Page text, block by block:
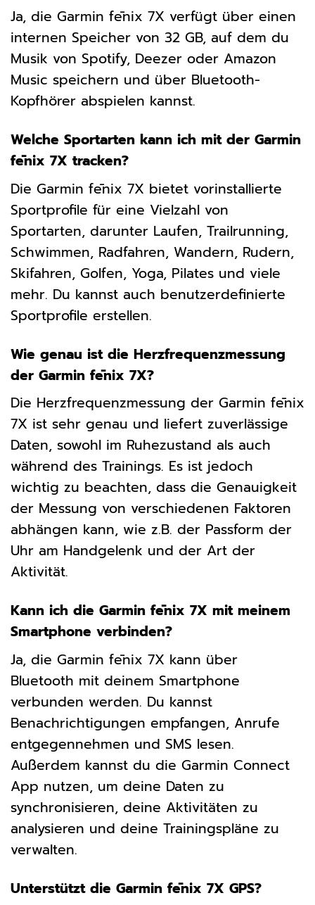
Ja, die Garmin fēnix 7X verfügt über einen
internen Speicher von 32 GB, auf dem du
Musik von Spotify, Deezer oder Amazon
Music speichern und über Bluetooth-
Kopfhörer abspielen kannst.
Welche Sportarten kann ich mit der Garmin
fēnix 7X tracken?
Die Garmin fēnix 7X bietet vorinstallierte
Sportprofile für eine Vielzahl von
Sportarten, darunter Laufen, Trailrunning,
Schwimmen, Radfahren, Wandern, Rudern,
Skifahren, Golfen, Yoga, Pilates und viele
mehr. Du kannst auch benutzerdefinierte
Sportprofile erstellen.
Wie genau ist die Herzfrequenzmessung
der Garmin fēnix 7X?
Die Herzfrequenzmessung der Garmin fēnix
7X ist sehr genau und liefert zuverlässige
Daten, sowohl im Ruhezustand als auch
während des Trainings. Es ist jedoch
wichtig zu beachten, dass die Genauigkeit
der Messung von verschiedenen Faktoren
abhängen kann, wie z.B. der Passform der
Uhr am Handgelenk und der Art der
Aktivität.
Kann ich die Garmin fēnix 7X mit meinem
Smartphone verbinden?
Ja, die Garmin fēnix 7X kann über
Bluetooth mit deinem Smartphone
verbunden werden. Du kannst
Benachrichtigungen empfangen, Anrufe
entgegennehmen und SMS lesen.
Außerdem kannst du die Garmin Connect
App nutzen, um deine Daten zu
synchronisieren, deine Aktivitäten zu
analysieren und deine Trainingspläne zu
verwalten.
Unterstützt die Garmin fēnix 7X GPS?